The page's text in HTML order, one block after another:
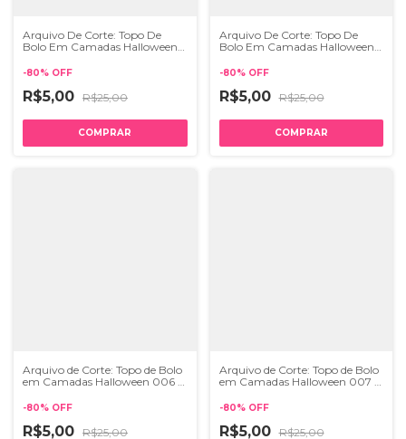
Arquivo De Corte: Topo De
Bolo Em Camadas Halloween
-80% OFF
R$5,00 R$25,00
Arquivo De Corte: Topo De
Bolo Em Camadas Halloween
-80% OFF
R$5,00 R$25,00
Arquivo de Corte: Topo de Bolo
em Camadas Halloween 006 |
-80% OFF
R$5,00 R$25,00
Arquivo de Corte: Topo de Bolo
em Camadas Halloween 007 |
-80% OFF
R$5,00 R$25,00